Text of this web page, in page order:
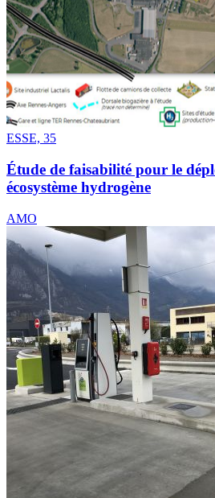
ESSE, 35
Étude de faisabilité pour le
écosystème hydrogène
AMO